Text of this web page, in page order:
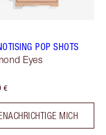
POP SHOTS
Eyes
€
MICH